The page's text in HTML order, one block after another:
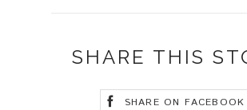
SHARE THIS
SHARE ON FACEBOOK